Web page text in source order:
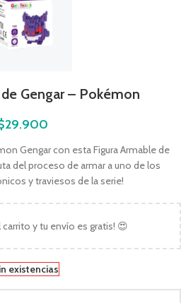
Gengar – Pokémon
29.900
Gengar con esta Figura Armable de
del proceso de armar a uno de los
y traviesos de la serie!
carrito y tu envío es gratis! 😍
existencias